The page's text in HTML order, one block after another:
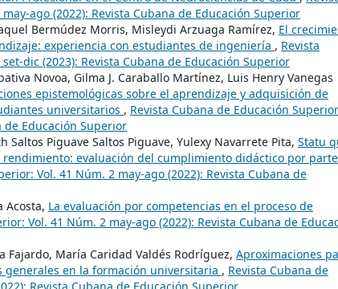
ago (2022): Revista Cubana de Educación Superior
Bermúdez Morris, Misleydi Arzuaga Ramírez, El
experiencia con estudiantes de ingeniería , Revista
dic (2023): Revista Cubana de Educación Superior
Novoa, Gilma J. Caraballo Martínez, Luis Henry Vanegas
epistemológicas sobre el aprendizaje y adquisición de
universitarios , Revista Cubana de Educación
de Educación Superior
Piguave Saltos Piguave, Yulexy Navarrete Pita, Statu
evaluación del cumplimiento didáctico por
Vol. 41 Núm. 2 may-ago (2022): Revista Cubana de
Acosta, La evaluación por competencias en el proceso de
Vol. 41 Núm. 2 may-ago (2022): Revista Cubana de
Fajardo, María Caridad Valdés Rodríguez, Aproximaciones
en la formación universitaria , Revista Cubana de